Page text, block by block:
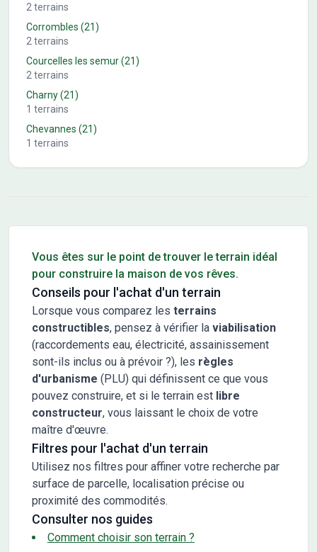
2 terrains
Corrombles (21)
2 terrains
Courcelles les semur(21)
2 terrains
Charny(21)
1 terrains
Chevannes (21)
1 terrains
Vous êtes sur le point de trouver le terrain idéal
pour construire la maison de vos rêves.
Conseils pour l'achat d'un terrain
Lorsque vous comparez les terrains
constructibles, pensez à vérifier la viabilisation
(raccordements eau, électricité, assainissement
sont-ils inclus ou à prévoir ?), les règles
d'urbanisme (PLU) qui définissent ce que vous
pouvez construire, et si le terrain est libre
constructeur, vous laissant le choix de votre
maître d'œuvre.
Filtres pour l'achat d'un terrain
Utilisez nos filtres pour affiner votre recherche par
surface de parcelle, localisation précise ou
proximité des commodités.
Consulter nos guides
Comment choisir son terrain ?